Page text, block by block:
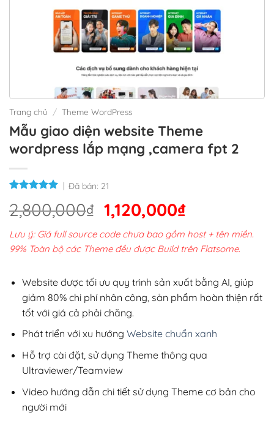
Trang chủ / Theme WordPress
Mẫu giao diện website Theme
wordpress lắp mạng ,camera fpt 2
Đã bán: 21
2,800,000₫ Giá
gốc
là:
2,800,000₫.
1,120,000₫Giá
hiện
tại
1,120,000₫.
Lưu ý: Giá full source code chưa bao gồm host + tên miền.
99% Toàn bộ các Theme đều được Build trên Flatsome.
Website được tối ưu quy trình sản xuất bằng AI, giúp
giảm 80% chi phí nhân công, sản phẩm hoàn thiện rất
tốt với giá cả phải chăng.
Phát triển với xu hướng Website chuẩn xanh
Hỗ trợ cài đặt, sử dụng Theme thông qua
Ultraviewer/Teamview
Video hướng dẫn chi tiết sử dụng Theme cơ bản cho
người mới